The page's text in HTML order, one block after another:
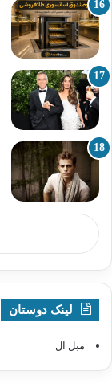
لینک دوستان
مبل ال